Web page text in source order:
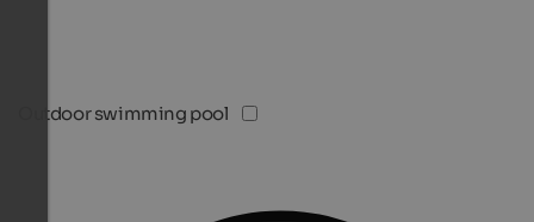
Outdoor swimming pool